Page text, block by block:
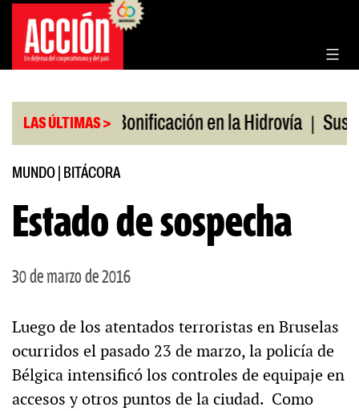
Saltar
contenido
LAS ÚLTIMAS >
en julio | Bonificación en la Hidrovía |
MUNDO BITÁCORA
Estado de sospecha
30 de marzo de 2016
Luego de los atentados terroristas en Bruselas
ocurridos el pasado 23 de marzo, la policía de
Bélgica intensificó los controles de equipaje en
accesos y otros puntos de la ciudad. Como